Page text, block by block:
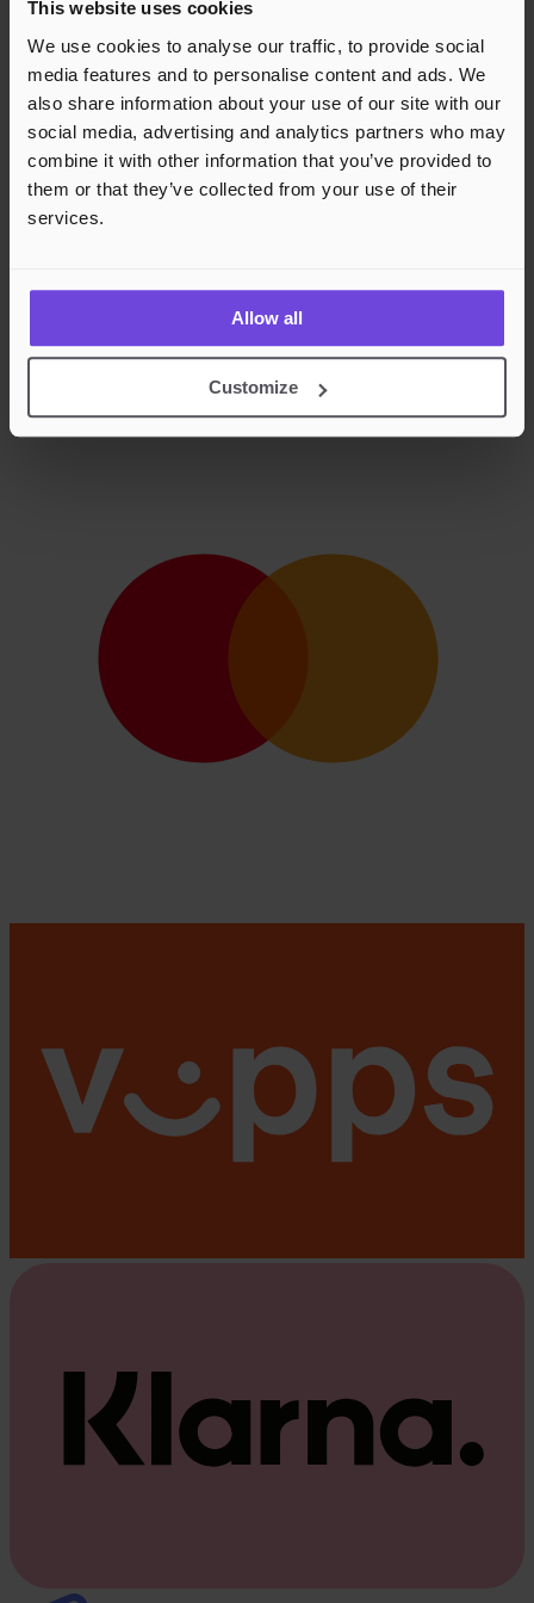
This website uses cookies
We use cookies to analyse our traffic, to provide social
media features and to personalise content and ads. We
also share information about your use of our site with our
social media, advertising and analytics partners who may
combine it with other information that you’ve provided to
them or that they’ve collected from your use of their
services.
Allow all
Customize
Rask og sikker betalingsbehandling